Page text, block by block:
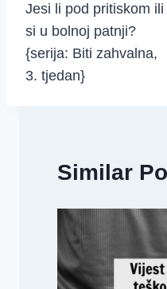
navigation
Jesi li pod pritiskom ili
si u bolnoj patnji?
{serija: Biti zahvalna,
3. tjedan}
Similar